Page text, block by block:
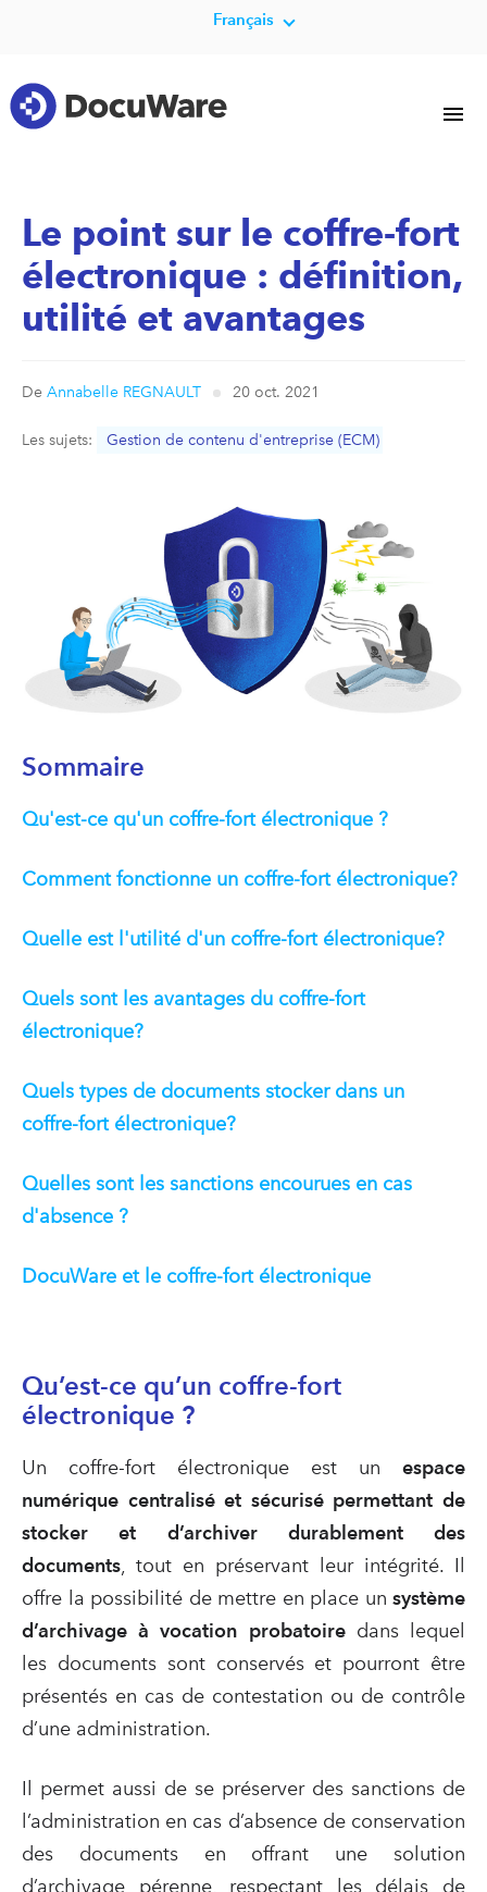
Français
Le point sur le coffre-fort
électronique : définition,
utilité et avantages
De Annabelle REGNAULT 20 oct. 2021
Les sujets: Gestion de contenu d'entreprise (ECM)
Sommaire
Qu'est-ce qu'un coffre-fort électronique ?
Comment fonctionne un coffre-fort électronique?
Quelle est l'utilité d'un coffre-fort électronique?
Quels sont les avantages du coffre-fort
électronique?
Quels types de documents stocker dans un
coffre-fort électronique?
Quelles sont les sanctions encourues en cas
d'absence ?
DocuWare et le coffre-fort électronique
Qu’est-ce qu’un coffre-fort
électronique ?
Un coffre-fort électronique est un espace
numérique centralisé et sécurisé permettant de
stocker et d’archiver durablement des
documents, tout en préservant leur intégrité. Il
offre la possibilité de mettre en place un système
d’archivage à vocation probatoiredans lequel
les documents sont conservés et pourront être
présentés en cas de contestation ou de contrôle
d’une administration.
Il permet aussi de se préserver des sanctions de
l’administration en cas d’absence de conservation
des documents en offrant une solution
d’archivage pérenne, respectant les délais de